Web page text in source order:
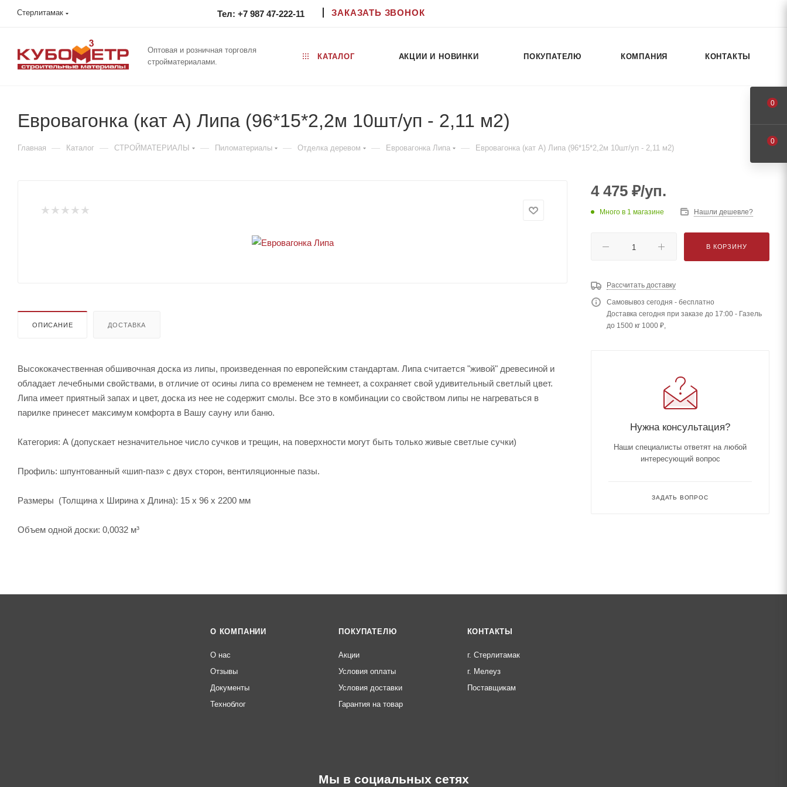
Стерлитамак Тел: +7 987 47-222-11 ЗАКАЗАТЬ ЗВОНОК
Оптовая и розничная торговля
стройматериалами.
КАТАЛОГ АКЦИИ И НОВИНКИ ПОКУПАТЕЛЮ КОМПАНИЯ КОНТАКТЫ
Евровагонка (кат A) Липа (96*15*2,2м 10шт/уп - 2,11 м2)
Главная — Каталог — СТРОЙМАТЕРИАЛЫ — Пиломатериалы — Отделка деревом — Евровагонка Липа — Евровагонка (кат A) Липа (96*15*2,2м 10шт/уп - 2,11 м2)
ОПИСАНИЕ ДОСТАВКА
Высококачественная обшивочная доска из липы, произведенная по европейским стандартам. Липа считается "живой" древесиной и
обладает лечебными свойствами, в отличие от осины липа со временем не темнеет, а сохраняет свой удивительный светлый цвет.
Липа имеет приятный запах и цвет, доска из нее не содержит смолы. Все это в комбинации со свойством липы не нагреваться в
парилке принесет максимум комфорта в Вашу сауну или баню.
Категория: А (допускает незначительное число сучков и трещин, на поверхности могут быть только живые светлые сучки)
Профиль: шпунтованный «шип-паз» с двух сторон, вентиляционные пазы.
Размеры (Толщина х Ширина х Длина): 15 х 96 х 2200 мм
Объем одной доски: 0,0032 м³
4 475 ₽/уп.
Много в 1 магазине Нашли дешевле?
В КОРЗИНУ
Рассчитать доставку
Самовывоз сегодня - бесплатно
Доставка сегодня при заказе до 17:00 - Газель
до 1500 кг 1000 ₽,
Нужна консультация?
Наши специалисты ответят на любой
интересующий вопрос
ЗАДАТЬ ВОПРОС
О КОМПАНИИ
О нас
Отзывы
Документы
Техноблог
ПОКУПАТЕЛЮ
Акции
Условия оплаты
Условия доставки
Гарантия на товар
КОНТАКТЫ
г. Стерлитамак
г. Мелеуз
Поставщикам
Мы в социальных сетях
0
0